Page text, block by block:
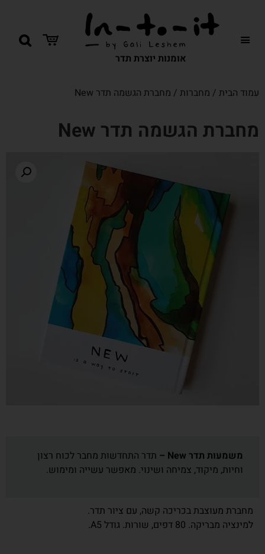
אומנות יוצרת תדר
משמעות תדר New –
תדר התחדשות מחבר לכוח רצון
וחיות, מיקוד, צמיחה ושינוי. מאפשר עשייה ומימוש.
מחברת מעוצבת בכריכה קשה, עם ציור תדר.
למינציה מבריקה. 80 דפים, שורות. גודל A5.
עמוד הבית / מחברות / מחברת הגשמה תדר New
מחברת הגשמה תדר New